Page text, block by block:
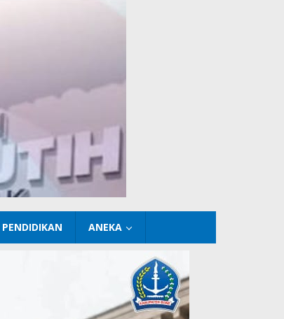
PENDIDIKAN ANEKA